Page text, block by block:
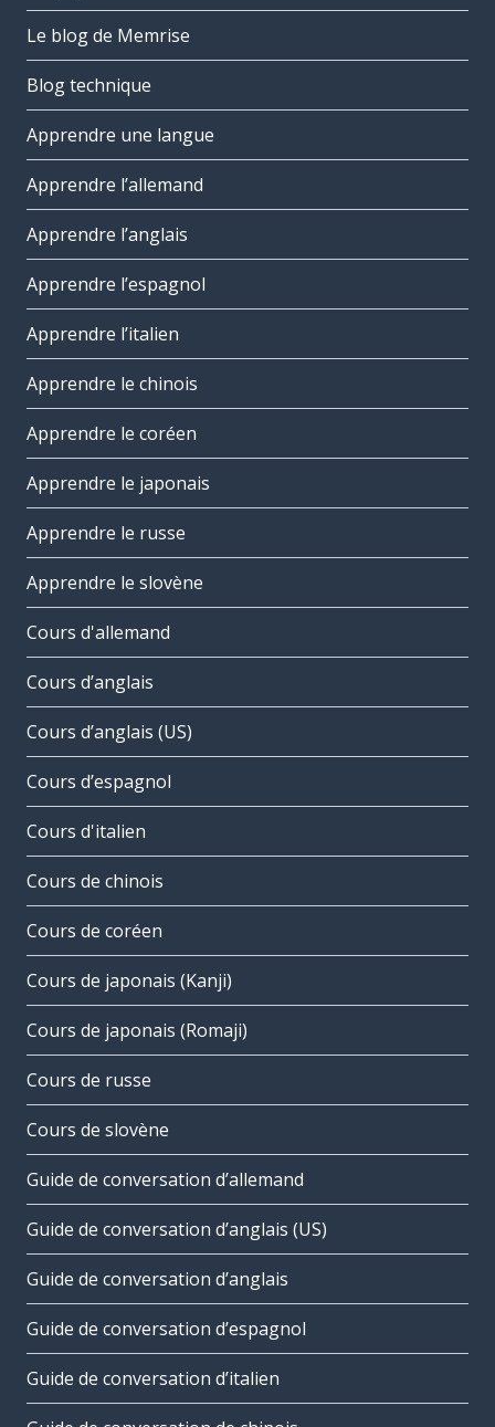
Le blog de Memrise
Blog technique
Apprendre une langue
Apprendre l’allemand
Apprendre l’anglais
Apprendre l’espagnol
Apprendre l’italien
Apprendre le chinois
Apprendre le coréen
Apprendre le japonais
Apprendre le russe
Apprendre le slovène
Cours d'allemand
Cours d’anglais
Cours d’anglais (US)
Cours d’espagnol
Cours d'italien
Cours de chinois
Cours de coréen
Cours de japonais (Kanji)
Cours de japonais (Romaji)
Cours de russe
Cours de slovène
Guide de conversation d’allemand
Guide de conversation d’anglais (US)
Guide de conversation d’anglais
Guide de conversation d’espagnol
Guide de conversation d’italien